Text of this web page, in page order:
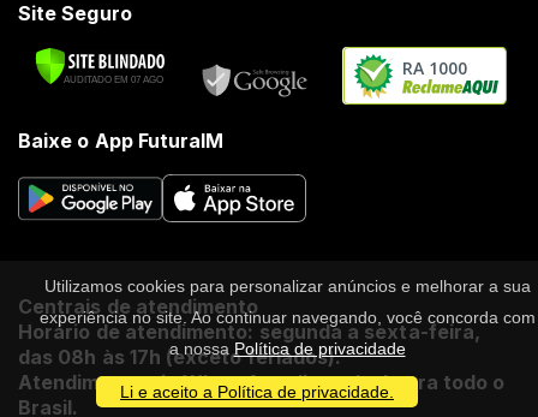
Site Seguro
RA 1000
Baixe o App FuturaIM
Centrais de atendimento
Horário de atendimento: segunda a sexta-feira,
das 08h às 17h (exceto feriados).
Atendimento via WhatsApp disponível para todo o
Brasil.
Utilizamos cookies para personalizar anúncios e melhorar a sua
experiência no site. Ao continuar navegando, você concorda com
a nossa Política de privacidade
Li e aceito a Política de privacidade.